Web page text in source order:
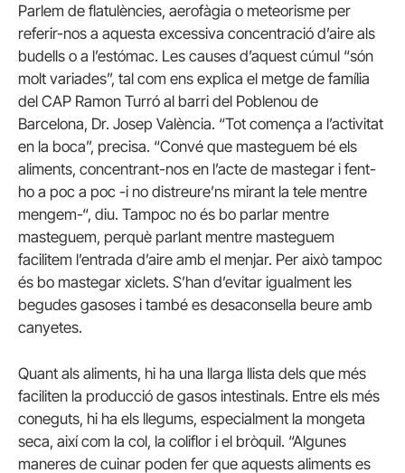
Parlem de flatulències, aerofàgia o meteorisme per
referir-nos a aquesta excessiva concentració d’aire als
budells o a l’estómac. Les causes d’aquest cúmul “són
molt variades”, tal com ens explica el metge de família
del CAP Ramon Turró al barri del Poblenou de
Barcelona, Dr. Josep València. “Tot comença a l’activitat
en la boca”, precisa. “Convé que masteguem bé els
aliments, concentrant-nos en l’acte de mastegar i fent-
ho a poc a poc -i no distreure’ns mirant la tele mentre
mengem-“, diu. Tampoc no és bo parlar mentre
masteguem, perquè parlant mentre masteguem
facilitem l’entrada d’aire amb el menjar. Per això tampoc
és bo mastegar xiclets. S’han d’evitar igualment les
begudes gasoses i també es desaconsella beure amb
canyetes.
Quant als aliments, hi ha una llarga llista dels que més
faciliten la producció de gasos intestinals. Entre els més
coneguts, hi ha els llegums, especialment la mongeta
seca, així com la col, la coliflor i el bròquil. “Algunes
maneres de cuinar poden fer que aquests aliments es